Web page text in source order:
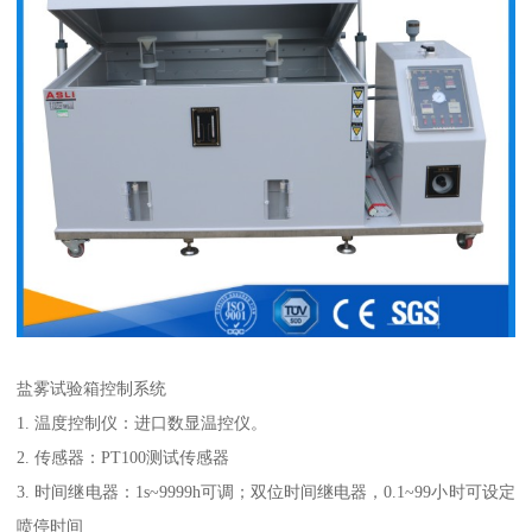
盐雾试验箱控制系统
1. 温度控制仪：进口数显温控仪。
2. 传感器：PT100测试传感器
3. 时间继电器：1s~9999h可调；双位时间继电器，0.1~99小时可设定
喷停时间